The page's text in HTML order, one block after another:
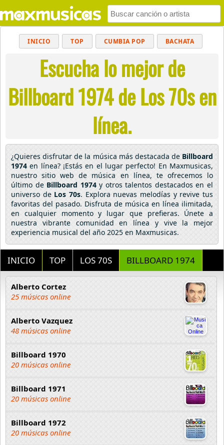
INICIO TOP CUMBIA POP BACHATA
POP MUSICA CRISTIANA REGGAETON
BALADAS ALTERNATIVO ELECTRÓNICA
CUMBIAS
Escucha lo mejor de
Billboard 1974 de Los 70s en
línea.
¿Quieres disfrutar de la música más destacada de Billboard
1974 en línea? ¡Estás en el lugar perfecto! En Maxmusicas,
nuestro sitio web de música en línea, te ofrecemos lo
último de Billboard 1974y otros talentos destacados en el
universo de Los 70s. Explora nuevas melodías y revive tus
favoritas del pasado. Disfruta de música en línea ilimitada,
en cualquier momento y lugar que prefieras. Únete a
nuestra vibrante comunidad en línea y vive la mejor
experiencia musical del año 2025 en Maxmusicas.
INICIO TOP LOS 70S BILLBOARD 1974
Alberto Cortez
25 músicas online
Alberto Vazquez
48 músicas online
Billboard 1970
20 músicas online
Billboard 1971
20 músicas online
Billboard 1972
20 músicas online